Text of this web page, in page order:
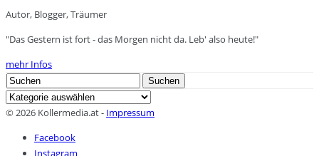
Autor, Blogger, Träumer
"Das Gestern ist fort - das Morgen nicht da. Leb' also heute!"
mehr Infos
Search
for:
Suchen
Kategorien
© 2026 Kollermedia.at - Impressum
Facebook